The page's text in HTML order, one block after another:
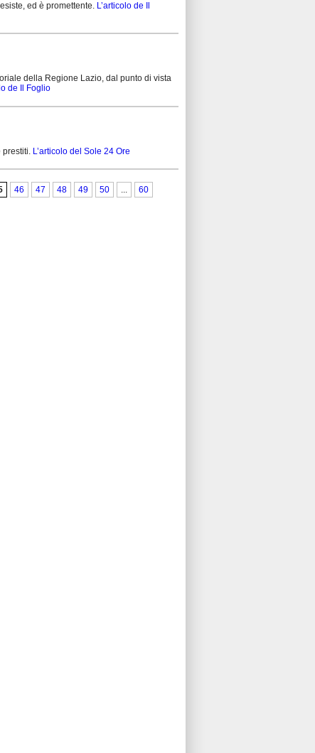
ed è promettente. L’articolo de Il
della Regione Lazio, dal punto di vista
de Il Foglio
L’articolo del Sole 24 Ore
46 47 48 49 50 ...
60